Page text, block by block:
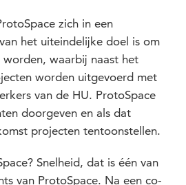
zich in een
het uiteindelijke doel is om
waarbij naast het
worden uitgevoerd met
van de HU. ProtoSpace
doorgeven en als dat
projecten tentoonstellen.
Snelheid, dat is één van
van ProtoSpace. Na een co-